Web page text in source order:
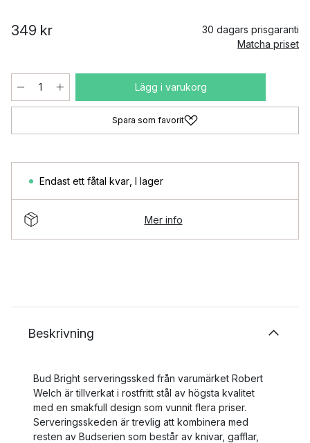
349 kr
30 dagars prisgaranti
Matcha priset
Lägg i varukorg
Spara som favorit
Endast ett fåtal kvar I lager
Mer info
Beskrivning
Bud Bright serveringssked från varumärket Robert
Welch är tillverkat i rostfritt stål av högsta kvalitet
med en smakfull design som vunnit flera priser.
Serveringsskeden är trevlig att kombinera med
resten av Budserien som består av knivar, gafflar,